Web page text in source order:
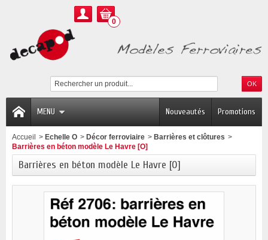
0
MENU Promotions
Nouveautés
Accueil > Echelle O > Décor ferroviaire > Barrières et clôtures >
Barrières en béton modèle Le Havre [O]
Barrières en béton modèle Le Havre [O]